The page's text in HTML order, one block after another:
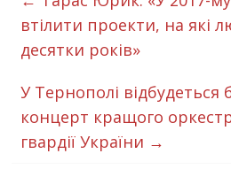
втілити проекти, на які
десятки років»
У Тернополі
концерт кращого
гвардії України →